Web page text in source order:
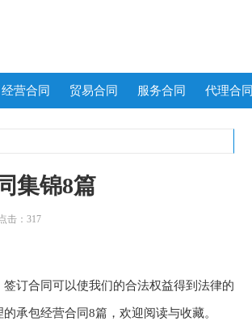
经营合同 贸易合同 服务合同 代理合同
集锦8篇
击：317
订合同可以使我们的合法权益得到法律的
承包经营合同8篇，欢迎阅读与收藏。